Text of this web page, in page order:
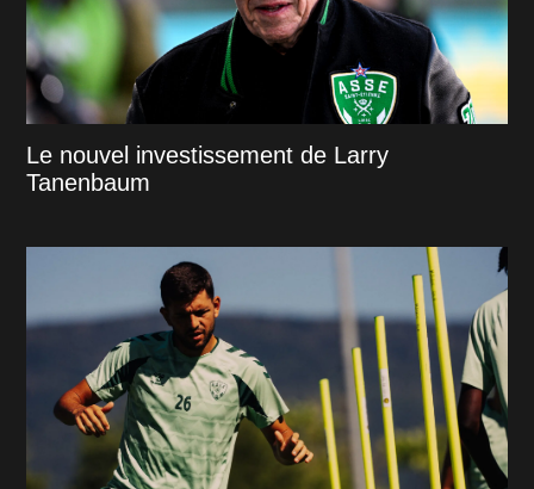
Le nouvel investissement de Larry
Tanenbaum